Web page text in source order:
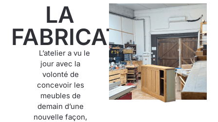
LA
FABRICATION
L’atelier a vu le
jour avec la
volonté de
concevoir les
meubles de
demain d’une
nouvelle façon,